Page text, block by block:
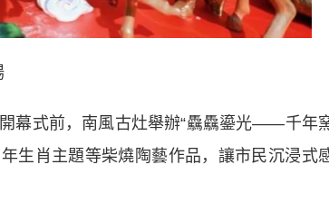
幕式前，南風古灶舉辦“驫驫鎏光——千年
生肖主題等柴燒陶藝作品，讓市民沉浸式